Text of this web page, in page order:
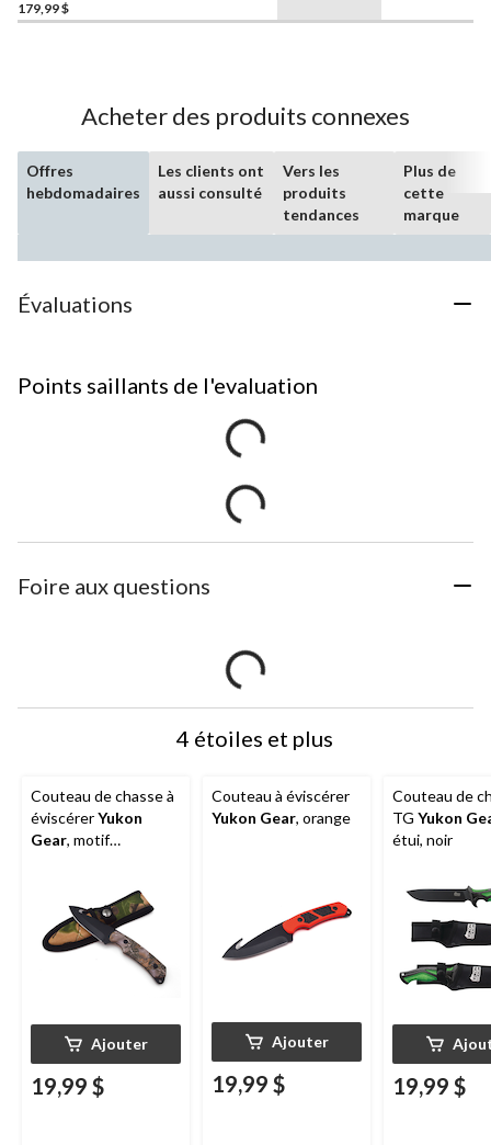
179,99 $
Acheter des produits connexes
Offres
hebdomadaires
Les clients ont
aussi consulté
Vers les
produits
tendances
Plus de
cette
marque
Évaluations
Points saillants de l'evaluation
Foire aux questions
4 étoiles et plus
Couteau de chasse à
éviscérerYukon
Gear, motif
Ajouter
19,99 $
Couteau à éviscérer
Yukon Gear, orange
Ajouter
19,99 $
Couteau de
TG Yukon
étui, noir
19,99 $